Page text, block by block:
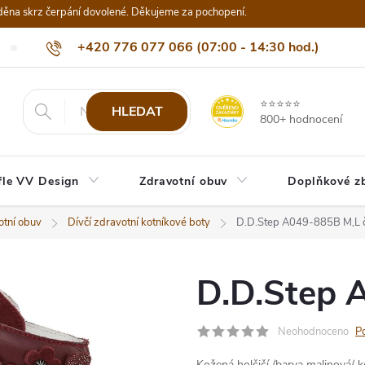
skrz čerpání dovolené. Děkujeme za pochopení.
+420 776 077 066 (07:00 - 14:30 hod.)
info@eshop-vvdesign.cz
Nejčastější dotazy Naši odběratelé Doprava a platba
HLEDAT
⭐⭐⭐⭐⭐
800+ hodnocení
VV Design Zdravotní obuv Doplňkové
obuv Dívčí zdravotní kotníkové boty D.D.Step A049-885B M,L
D.D.Step
Neohodnoceno